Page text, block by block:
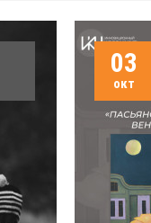
03
окт